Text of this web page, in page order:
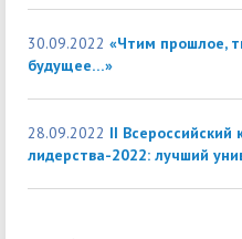
30.09.2022 «Чтим прошлое,
будущее…»
28.09.2022 II Всероссийский
лидерства-2022: лучший